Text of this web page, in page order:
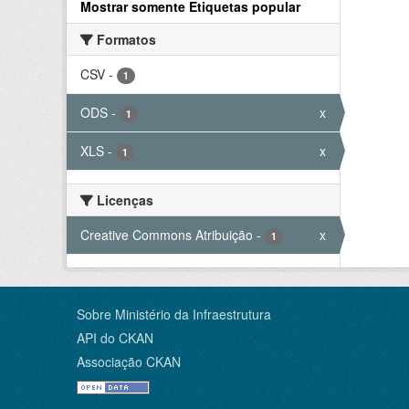
Mostrar somente Etiquetas popular
Formatos
CSV - 1
ODS - 1 x
XLS - 1 x
Licenças
Creative Commons Atribuição - 1 x
Sobre Ministério da Infraestrutura
API do CKAN
Associação CKAN